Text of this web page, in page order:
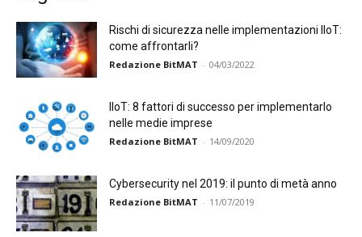
Rischi di sicurezza nelle implementazioni IIoT:
come affrontarli?
Redazione BitMAT - 04/03/2022
IIoT: 8 fattori di successo per implementarlo
nelle medie imprese
Redazione BitMAT - 14/09/2020
Cybersecurity nel 2019: il punto di metà anno
Redazione BitMAT - 11/07/2019